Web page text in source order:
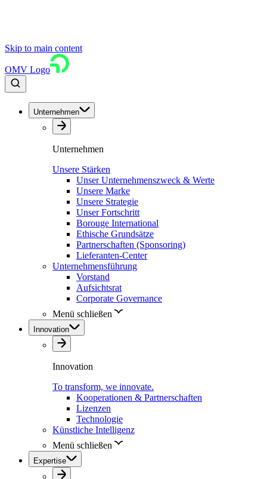
Skip to main content
OMV Logo
Unternehmen
Unternehmen
Unsere Stärken
Unser Unternehmenszweck & Werte
Unsere Marke
Unsere Strategie
Unser Fortschritt
Borouge International
Ethische Grundsätze
Partnerschaften (Sponsoring)
Lieferanten-Center
Unternehmensführung
Vorstand
Aufsichtsrat
Corporate Governance
Menü schließen
Innovation
Innovation
To transform, we innovate.
Kooperationen & Partnerschaften
Lizenzen
Technologie
Künstliche Intelligenz
Menü schließen
Expertise